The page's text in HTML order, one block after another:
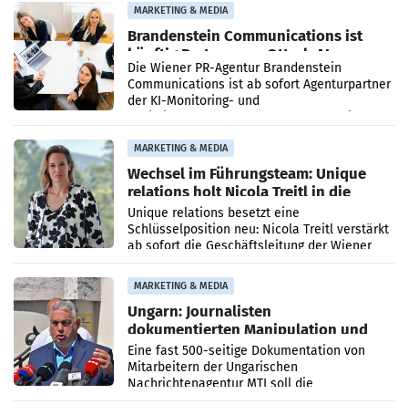
MARKETING & MEDIA
Brandenstein Communications ist
künftig Partner von OtterlyAI
Die Wiener PR-Agentur Brandenstein
Communications ist ab sofort Agenturpartner
der KI-Monitoring- und
MARKETING & MEDIA
Wechsel im Führungsteam: Unique
relations holt Nicola Treitl in die
Geschäftsleitung
Unique relations besetzt eine
Schlüsselposition neu: Nicola Treitl verstärkt
ab sofort die Geschäftsleitung der Wiener
PR-Agentur an der Seite von Josef Kalina und
Anna Kalina-Mahr.
MARKETING & MEDIA
Ungarn: Journalisten
dokumentierten Manipulation und
Zensur
Eine fast 500-seitige Dokumentation von
Mitarbeitern der Ungarischen
Nachrichtenagentur MTI soll die
systematische Nachrichten-Manipulation und